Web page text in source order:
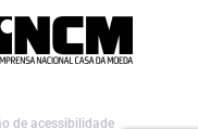
de acessibilidade